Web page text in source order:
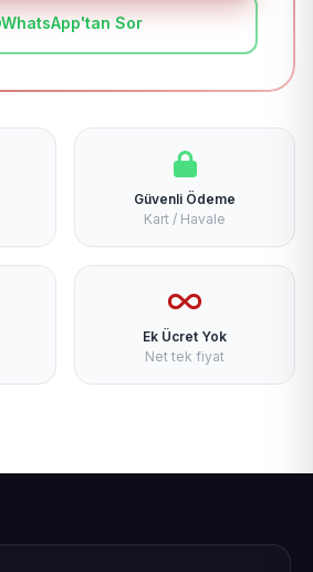
WhatsApp'tan Sor
Güvenli Ödeme
Kart / Havale
Ek Ücret Yok
Net tek fiyat